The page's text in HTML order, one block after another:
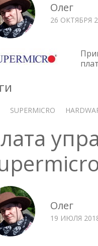
Олег
26 ОКТЯБРЯ
SUPERMICRO
Олег
19 ИЮЛЯ